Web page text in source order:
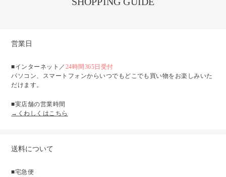
営業日
■インターネット／ 24時間365日受付
パソコン、スマートフォンからいつでもどこでも買い物をお楽しみいた
だけます。
■実店舗の営業時間
→くわしくはこちら
送料について
■宅急便